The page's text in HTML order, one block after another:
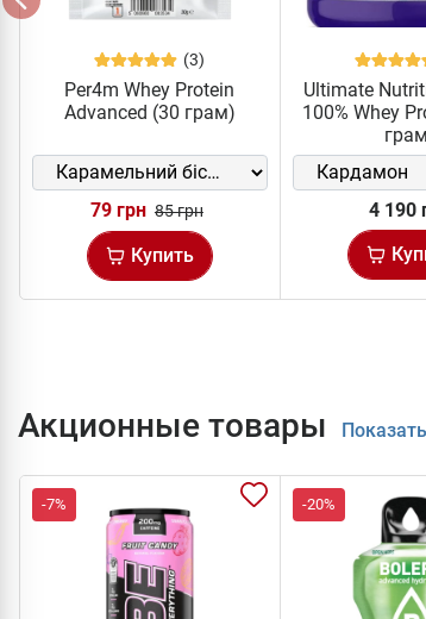
(3)
Per4m Whey Protein
Advanced (30 грам)
79 грн 85 грн
Купить
Ultimate
100% Whey
4 190
Акционные товары
-7% -20%